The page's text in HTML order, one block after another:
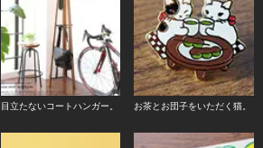
目立たないコートハンガー。 お茶とお団子をいただく猫。